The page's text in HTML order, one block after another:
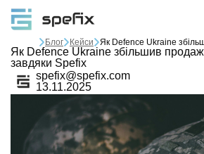
Блог Кейси
Як Defence Ukraine збільшив
завдяки Spefix
spefix@spefix.com
13.11.2025